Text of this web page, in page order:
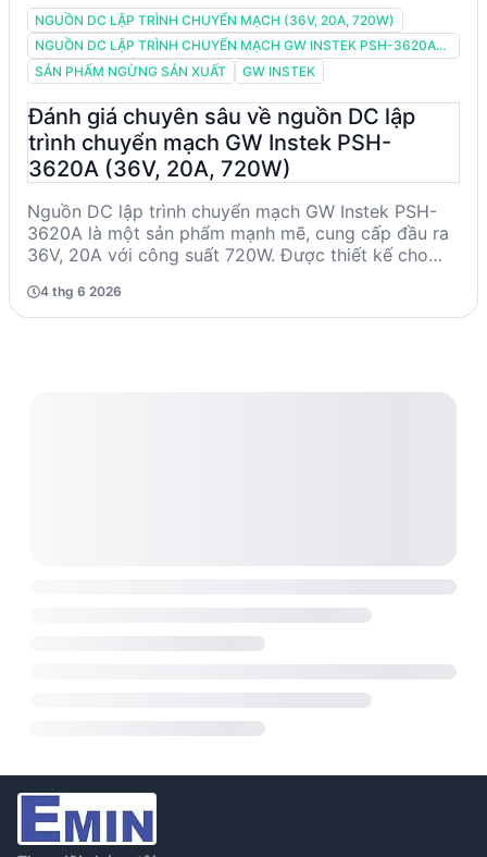
NGUỒN DC LẬP TRÌNH CHUYỂN MẠCH (36V, 20A, 720W)
NGUỒN DC LẬP TRÌNH CHUYỂN MẠCH GW INSTEK PSH-3620A
(36V, 20A, 720W)
SẢN PHẨM NGỪNG SẢN XUẤT GW INSTEK
Đánh giá chuyên sâu về nguồn DC lập
trình chuyển mạch GW Instek PSH-
3620A (36V, 20A, 720W)
Nguồn DC lập trình chuyển mạch GW Instek PSH-
3620A là một sản phẩm mạnh mẽ, cung cấp đầu ra
36V, 20A với công suất 720W. Được thiết kế cho
bật với độ ổn định điện áp và dòng điện cao, cùng
với các tính năng bảo vệ quá áp, quá dòng và quá
4 thg 6 2026